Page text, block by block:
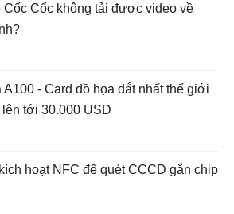
Cốc Cốc không tải được video về
A100 - Card đồ họa đắt nhất thế giới
tới 30.000 USD
hoạt NFC để quét CCCD gắn chip